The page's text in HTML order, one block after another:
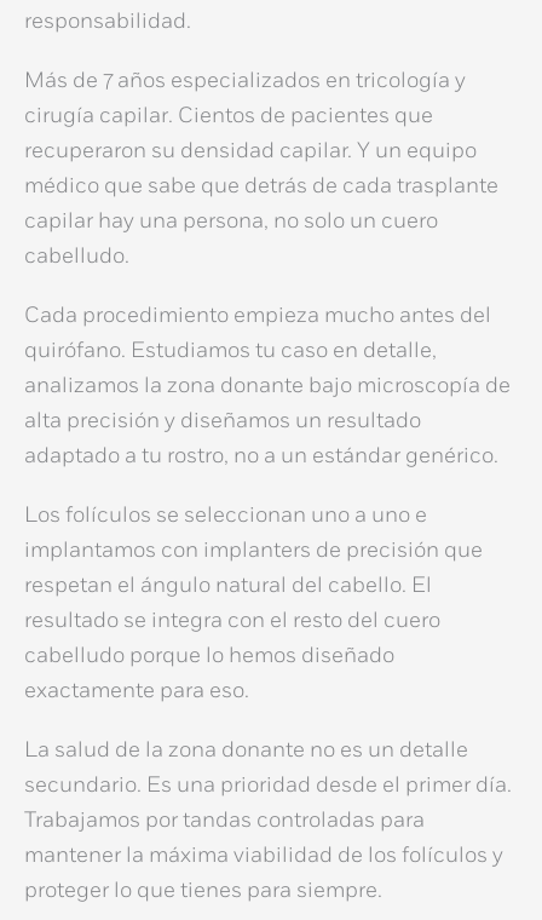
responsabilidad.
Más de 7 años especializados en tricología y
cirugía capilar. Cientos de pacientes que
recuperaron su densidad capilar. Y un equipo
médico que sabe que detrás de cada trasplante
capilar hay una persona, no solo un cuero
cabelludo.
Cada procedimiento empieza mucho antes del
quirófano. Estudiamos tu caso en detalle,
analizamos la zona donante bajo microscopía de
alta precisión y diseñamos un resultado
adaptado a tu rostro, no a un estándar genérico.
Los folículos se seleccionan uno a uno e
implantamos con implanters de precisión que
respetan el ángulo natural del cabello. El
resultado se integra con el resto del cuero
cabelludo porque lo hemos diseñado
exactamente para eso.
La salud de la zona donante no es un detalle
secundario. Es una prioridad desde el primer día.
Trabajamos por tandas controladas para
mantener la máxima viabilidad de los folículos y
proteger lo que tienes para siempre.